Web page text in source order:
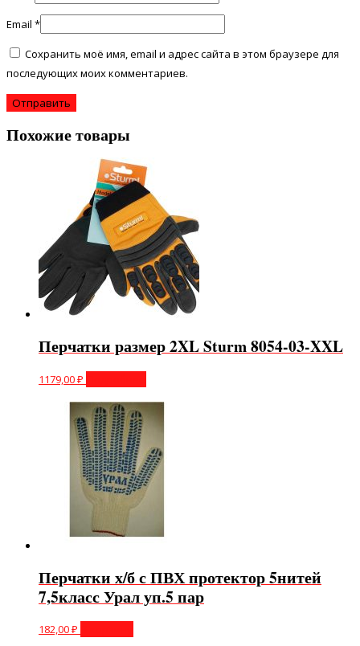
Email *
Сохранить моё имя, email и адрес сайта в этом браузере для
последующих моих комментариев.
Похожие товары
Перчатки размер 2XL Sturm 8054-03-XXL
1179,00₽
Перчатки х/б с ПВХ протектор 5нитей
7,5класс Урал уп.5 пар
182,00₽